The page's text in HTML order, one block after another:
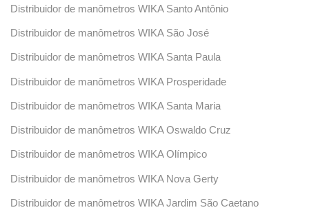
Distribuidor de manômetros WIKA Santo Antônio
Distribuidor de manômetros WIKA São José
Distribuidor de manômetros WIKA Santa Paula
Distribuidor de manômetros WIKA Prosperidade
Distribuidor de manômetros WIKA Santa Maria
Distribuidor de manômetros WIKA Oswaldo Cruz
Distribuidor de manômetros WIKA Olímpico
Distribuidor de manômetros WIKA Nova Gerty
Distribuidor de manômetros WIKA Jardim São Caetano